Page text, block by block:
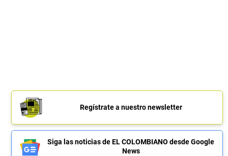
Regístrate a nuestro newsletter
Siga las noticias de EL COLOMBIANO desde Google
News